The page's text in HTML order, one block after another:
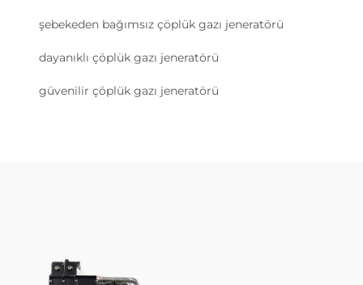
şebekeden bağımsız çöplük gazı jeneratörü
dayanıklı çöplük gazı jeneratörü
güvenilir çöplük gazı jeneratörü